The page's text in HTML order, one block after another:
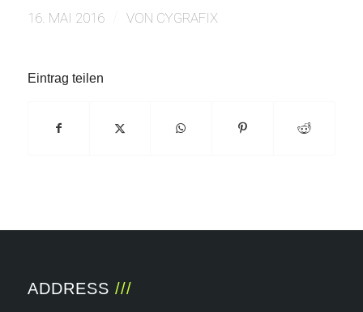
16. MAI 2016 VON CYGRAFIX
Eintrag teilen
ADDRESS